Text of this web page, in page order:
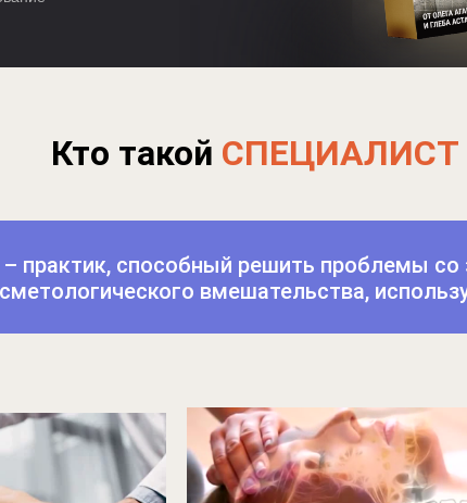
Кто такой СПЕЦИАЛИСТ
– практик, способный решить проблемы со
вмешательства,